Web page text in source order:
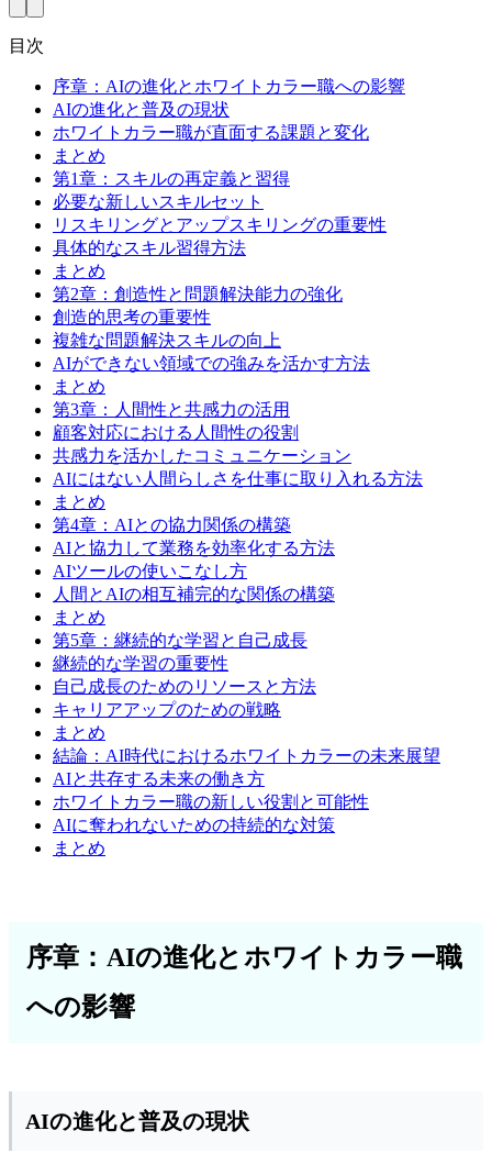
目次
序章：AIの進化とホワイトカラー職への影響
AIの進化と普及の現状
ホワイトカラー職が直面する課題と変化
まとめ
第1章：スキルの再定義と習得
必要な新しいスキルセット
リスキリングとアップスキリングの重要性
具体的なスキル習得方法
まとめ
第2章：創造性と問題解決能力の強化
創造的思考の重要性
複雑な問題解決スキルの向上
AIができない領域での強みを活かす方法
まとめ
第3章：人間性と共感力の活用
顧客対応における人間性の役割
共感力を活かしたコミュニケーション
AIにはない人間らしさを仕事に取り入れる方法
まとめ
第4章：AIとの協力関係の構築
AIと協力して業務を効率化する方法
AIツールの使いこなし方
人間とAIの相互補完的な関係の構築
まとめ
第5章：継続的な学習と自己成長
継続的な学習の重要性
自己成長のためのリソースと方法
キャリアアップのための戦略
まとめ
結論：AI時代におけるホワイトカラーの未来展望
AIと共存する未来の働き方
ホワイトカラー職の新しい役割と可能性
AIに奪われないための持続的な対策
まとめ
序章：AIの進化とホワイトカラー職
への影響
AIの進化と普及の現状